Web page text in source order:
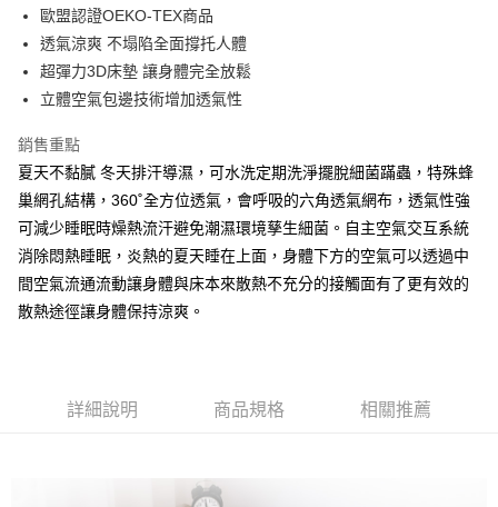
街口支付
悠遊付
Google Pay
全盈+PAY
大哥付你分期
相關說明
【大哥付你分期使用說明】
1.本服務由台灣大哥大提供，台灣大哥大用戶可立即使用無須另外申請。
2.付款方式選擇「大哥付你分期」，訂單成立後會自動跳轉到大哥付的交易
流程，驗證手機門號後，選擇欲分期的期數、繳款截止日，確認付款後即完
成交易。
【繳款方式說明】
帳／街口支付／iPASS MONEY」等通路繳費。
【關於「AFTEE先享後付」】
AFTEE先享後付是「在收到商品之後才付款」的支付方式。 讓您購物簡單
結帳頁面，進行簡訊認證並確認金額後，即可完成結帳。
２．訂單成立數日內，您將收到繳費通知簡訊。
ATM付款
大型超重物流運送
歐盟認證OEKO-TEX商品
透氣涼爽 不塌陷全面撐托人體
超彈力3D床墊 讓身體完全放鬆
立體空氣包邊技術增加透氣性
銷售重點
夏天不黏膩 冬天排汗導濕，可水洗定期洗淨擺脫細菌蹣蟲，特殊蜂
巢網孔結構，360˚全方位透氣，會呼吸的六角透氣網布，透氣性強
可減少睡眠時燥熱流汗避免潮濕環境孳生細菌。自主空氣交互系統
消除悶熱睡眠，炎熱的夏天睡在上面，身體下方的空氣可以透過中
間空氣流通流動讓身體與床本來散熱不充分的接觸面有了更有效的
散熱途徑讓身體保持涼爽。
詳細說明 商品規格 相關推薦